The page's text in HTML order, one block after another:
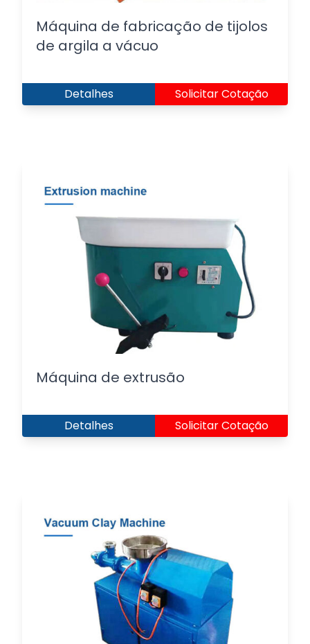
Máquina de fabricação de tijolos
de argila a vácuo
Detalhes Solicitar Cotação
Máquina de extrusão
Detalhes Solicitar Cotação